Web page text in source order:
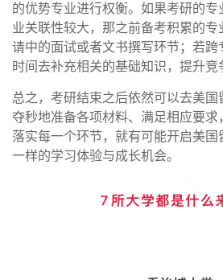
的优势专业进行权衡。如果考研的
业关联性较大，那之前备考积累的
请中的面试或者文书撰写环节；若
时间去补充相关的基础知识，提升竞
总之，考研结束之后依然可以去美
夺秒地准备各项材料、满足相应要求
落实每一个环节，就有可能开启美
一样的学习体验与成长机会。